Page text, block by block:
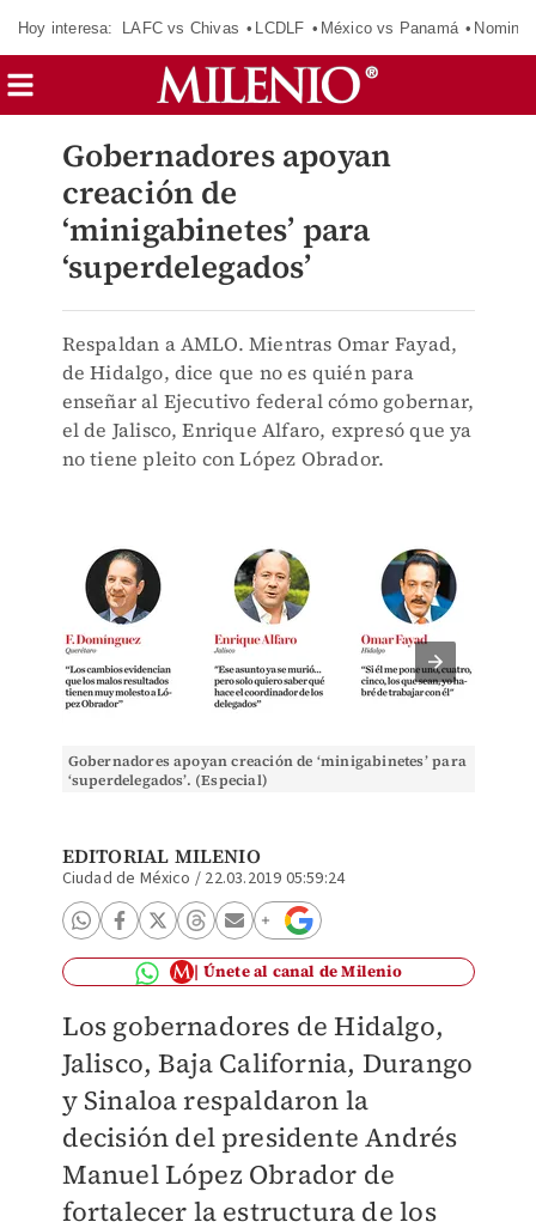
Hoy interesa: LAFC vs Chivas LCDLF México vs Panamá
Gobernadores apoyan
creación de
‘minigabinetes’ para
‘superdelegados’
Respaldan a AMLO. Mientras Omar Fayad,
de Hidalgo, dice que no es quién para
enseñar al Ejecutivo federal cómo gobernar,
el de Jalisco, Enrique Alfaro, expresó que ya
no tiene pleito con López Obrador.
Gobernadores apoyan creación de ‘minigabinetes’ para
‘superdelegados’. (Especial)
EDITORIAL MILENIO
Ciudad de México / 22.03.2019 05:59:24
Únete al canal de Milenio
Los gobernadores de Hidalgo,
Jalisco, Baja California, Durango
y Sinaloa respaldaron la
decisión del presidente Andrés
Manuel López Obrador de
fortalecer la estructura de los